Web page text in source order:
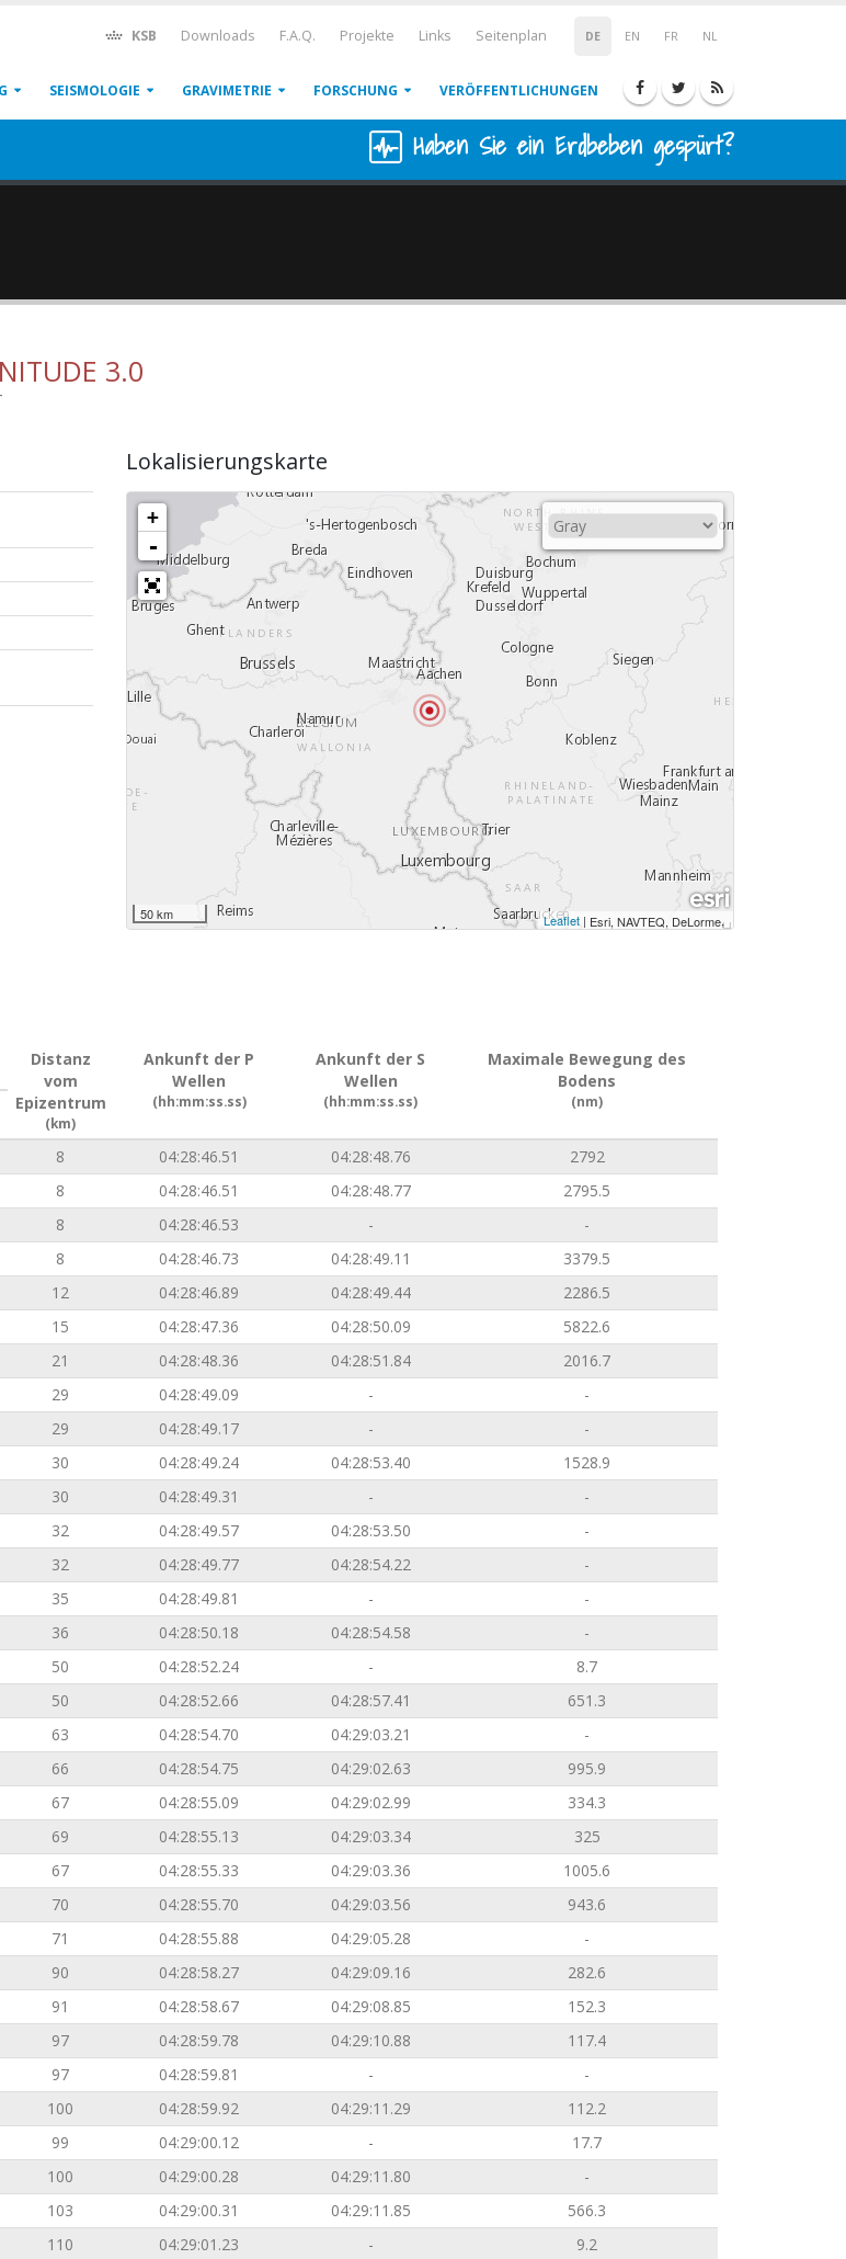
DE EN FR NL
KSB Downloads F.A.Q. Projekte Links Seitenplan
SEISMOLOGIE GRAVIMETRIE FORSCHUNG VERÖFFENTLICHUNGEN
Haben Sie ein Erdbeben gespürt?
3.0
Lokalisierungskarte
+
-
50 km Leaflet | Esri, NAVTEQ, DeLorme,
Distanz
vom
Epizentrum
(km)
Ankunft der P
Wellen
(hh:mm:ss.ss)
Ankunft der S
Wellen
(hh:mm:ss.ss)
Maximale Bewegung des
Bodens
(nm)
8 04:28:46.51 04:28:48.76
2792
8 04:28:46.51 04:28:48.77
2795.5
8 04:28:46.53 -
-
8 04:28:46.73 04:28:49.11
3379.5
12 04:28:46.89 04:28:49.44
2286.5
15 04:28:47.36 04:28:50.09
5822.6
21 04:28:48.36 04:28:51.84
2016.7
29 04:28:49.09 -
-
29 04:28:49.17 -
-
30 04:28:49.24 04:28:53.40
1528.9
30 04:28:49.31 -
-
32 04:28:49.57 04:28:53.50
-
32 04:28:49.77 04:28:54.22
-
35 04:28:49.81 -
-
36 04:28:50.18 04:28:54.58
-
50 04:28:52.24 -
8.7
50 04:28:52.66 04:28:57.41
651.3
63 04:28:54.70 04:29:03.21
-
66 04:28:54.75 04:29:02.63
995.9
67 04:28:55.09 04:29:02.99
334.3
69 04:28:55.13 04:29:03.34
325
67 04:28:55.33 04:29:03.36
1005.6
70 04:28:55.70 04:29:03.56
943.6
71 04:28:55.88 04:29:05.28
-
90 04:28:58.27 04:29:09.16
282.6
91 04:28:58.67 04:29:08.85
152.3
97 04:28:59.78 04:29:10.88
117.4
97 04:28:59.81 -
-
100 04:28:59.92 04:29:11.29
112.2
99 04:29:00.12 -
17.7
100 04:29:00.28 04:29:11.80
-
103 04:29:00.31 04:29:11.85
566.3
110 04:29:01.23 -
9.2